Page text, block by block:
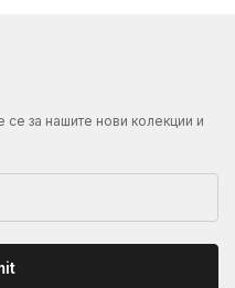
се за нашите нови колекции и